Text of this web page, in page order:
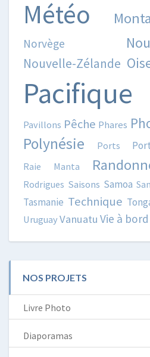
Météo
Norvège
Nouvelle-Zélande
Pacifique
Pavillons Pêche Phares
Polynésie Ports
Raie Manta
Rodrigues Saisons Samoa
Tasmanie Technique
UruguayVanuatu Vie à bord
NOS PROJETS
Livre Photo
Diaporamas